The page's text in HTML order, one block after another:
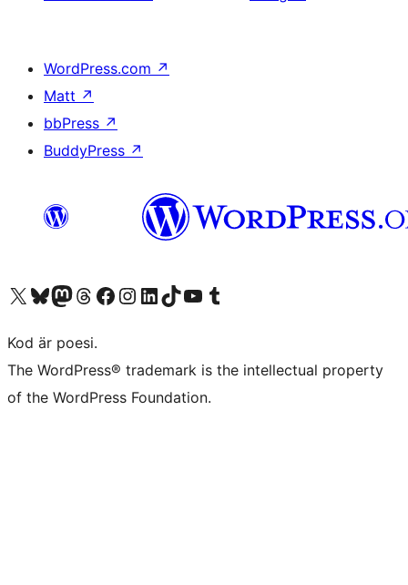
WordPress.com ↗
Matt ↗
bbPress ↗
BuddyPress ↗
Besök vår X-konto (f.d. Twitter)
Besök vårt Bluesky-konto
Besök vårt Mastodon-konto
Besök vårt Thread-konto
Besök vår Facebook-sidaBesök vårt Instagram-konto
Besök vårt LinkedIn-konto
Besök vårt TikTok-konto
Besök vår YouTube-kanalBesök vårt Tumblr-konto
Kod är poesi.
The WordPress® trademark is the intellectual property
of the WordPress Foundation.